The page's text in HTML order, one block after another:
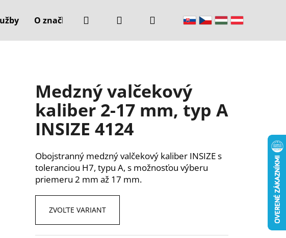
O značke Kontakty
Hľadať PrihlásenieNákupný
Medzný valčekový
kaliber 2-17 mm, typ A
INSIZE 4124
Obojstranný medzný valčekový kaliber INSIZE s
toleranciou H7, typu A, s možnosťou výberu
priemeru 2 mm až 17 mm.
ZVOĽTE VARIANT